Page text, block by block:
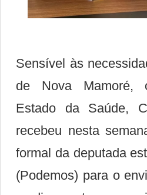
Sensível às
de Nova Mamoré,
Estado da Saúde,
recebeu nesta
formal da deputada
(Podemos) para o